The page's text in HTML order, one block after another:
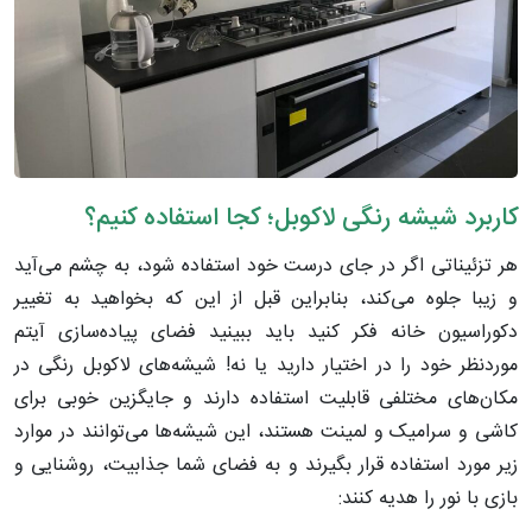
کاربرد شیشه رنگی لاکوبل؛ کجا استفاده کنیم؟
هر تزئیناتی اگر در جای درست خود استفاده شود، به چشم می‌آید
و زیبا جلوه می‌کند، بنابراین قبل از این که بخواهید به تغییر
دکوراسیون خانه فکر کنید باید ببینید فضای پیاده‌سازی آیتم
موردنظر خود را در اختیار دارید یا نه! شیشه‌های لاکوبل رنگی در
مکان‌های مختلفی قابلیت استفاده دارند و جایگزین خوبی برای
کاشی و سرامیک و لمینت هستند، این شیشه‌ها می‌توانند در موارد
زیر مورد استفاده قرار بگیرند و به فضای شما جذابیت، روشنایی و
بازی با نور را هدیه کنند: